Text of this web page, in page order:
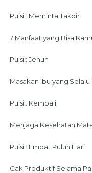
Puisi : Meminta Takdir
7 Manfaat yang Bisa
Puisi : Jenuh
Masakan Ibu yang
Puisi : Kembali
Menjaga Kesehatan
Puisi : Empat Puluh Hari
Gak Produktif Selama